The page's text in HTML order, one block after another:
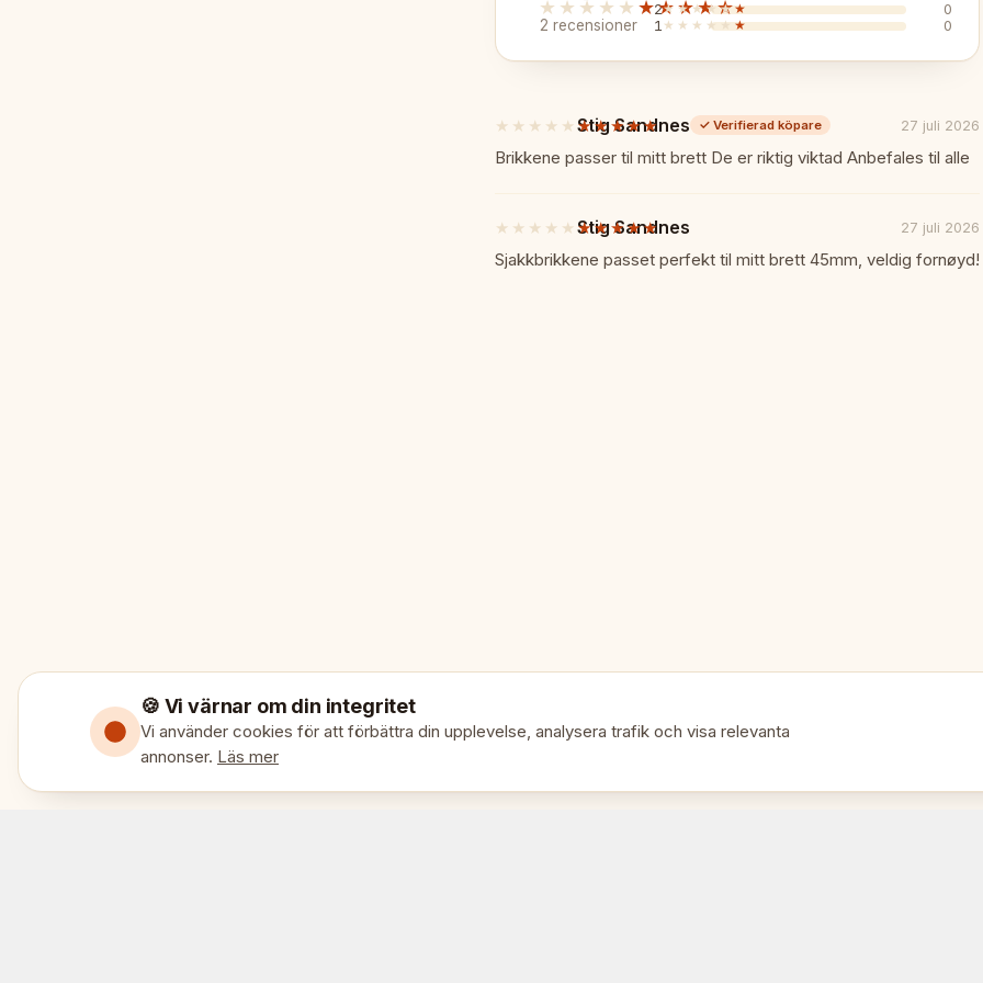
✓ En elegant uppgradering
📏Specifikationer:
★★★★★ ★★★★★
2 recensioner
2★★★★★★★★★★
0
1 ★★★★★★★★★★ 0
★★★★★ ★★★★★
5
av
Stig Sandnes ✓ Verifierad köpare 27 juli 2026
Brikkene passer til mitt brett De er riktig viktad Anbefales til alle
★★★★★ ★★★★★
5
av
Stig Sandnes 27 juli 2026
Sjakkbrikkene passet perfekt til mitt brett 45mm, veldig fornøyd!
🍪 Vi värnar om din integritet
Vi använder cookies för att förbättra din upplevelse, analysera trafik och visa relevanta
annonser. Läs mer